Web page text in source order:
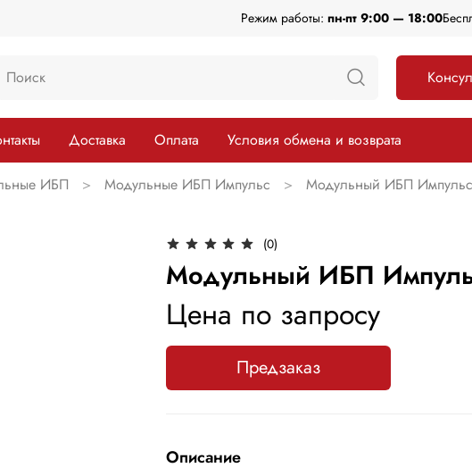
Режим работы: пн-пт 9:00 — 18:00
Доставка Оплата Условия обмена и возврата
ИБП Модульные ИБП Импульс Модульный ИБП
(0)
Модульный ИБП
Цена по запросу
Предзаказ
Описание